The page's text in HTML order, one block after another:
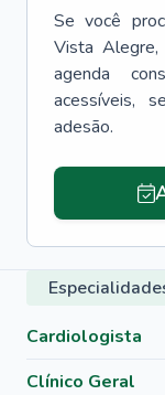
Se você
Vista Alegre,
agenda
acessíveis,
adesão.
Cardiologista
Clínico Geral